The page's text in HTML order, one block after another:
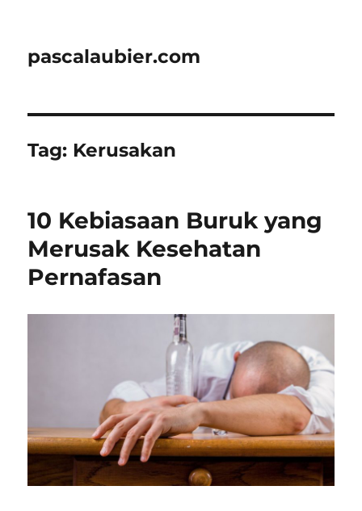
pascalaubier.com
Tag: Kerusakan
10 Kebiasaan Buruk yang
Merusak Kesehatan
Pernafasan